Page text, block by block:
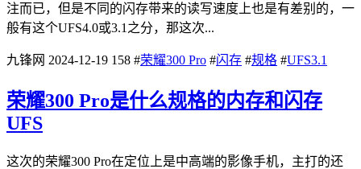
注而已，但是不同的闪存带来的读写速度上也是有差别的，一
般有这个UFS4.0或3.1之分，那这次...
九锋网 2024-12-19 158 #荣耀300 Pro #闪存 #规格 #UFS3.1
荣耀300 Pro是什么规格的内存和闪存
UFS
这次的荣耀300 Pro在定位上是中高端的影像手机，主打的还